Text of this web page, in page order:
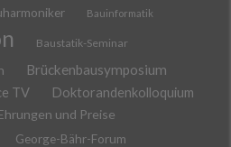
Bauinformatik
Baustatik-Seminar
Brückenbausymposium
TV Doktorandenkolloquium
und Preise
George-Bähr-Forum